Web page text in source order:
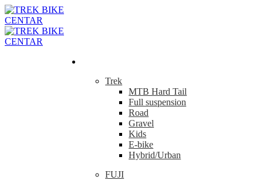
Trek
MTB Hard Tail
Full suspension
Road
Gravel
Kids
E-bike
Hybrid/Urban
FUJI